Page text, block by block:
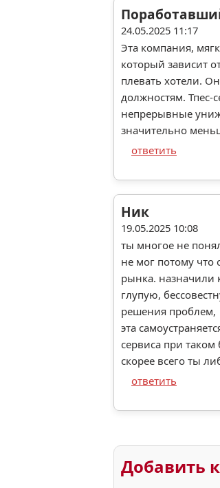
24.05.2025 11:17
Эта компания,
который зависит
плевать хотели.
должностям. Тпес-
непрерывные
значительно
ответить
Ник
19.05.2025 10:08
ты многое не
не мог потому что
рынка. назначили
глупую,
решения проблем,
эта
сервиса при таком
скорее всего ты
ответить
Добавить